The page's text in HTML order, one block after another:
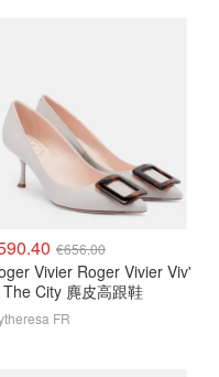
€656.00
Vivier Roger Vivier Viv'
City 麂皮高跟鞋
FR